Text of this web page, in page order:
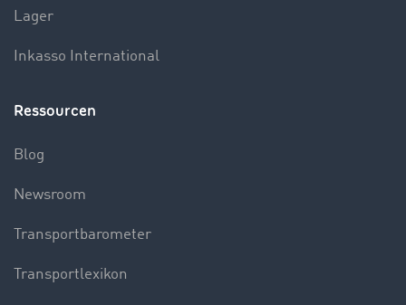
Lager
Inkasso International
Ressourcen
Blog
Newsroom
Transportbarometer
Transportlexikon